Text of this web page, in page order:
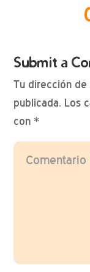
Submit a
Tu dirección
publicada. Los
con*